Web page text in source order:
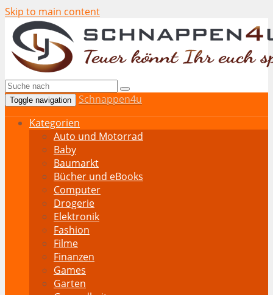
Skip to main content
Toggle navigation
Schnappen4u
Kategorien
Auto und Motorrad
Baby
Baumarkt
Bücher und eBooks
Computer
Drogerie
Elektronik
Fashion
Filme
Finanzen
Games
Garten